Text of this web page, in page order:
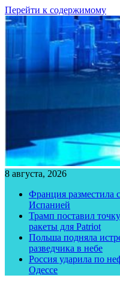
Перейти к содержимому
8 августа, 2026
Франция разместила
Испанией
Трамп поставил
ракеты для Patriot
Польша подняла
разведчика в небе
Россия ударила по
Одессе